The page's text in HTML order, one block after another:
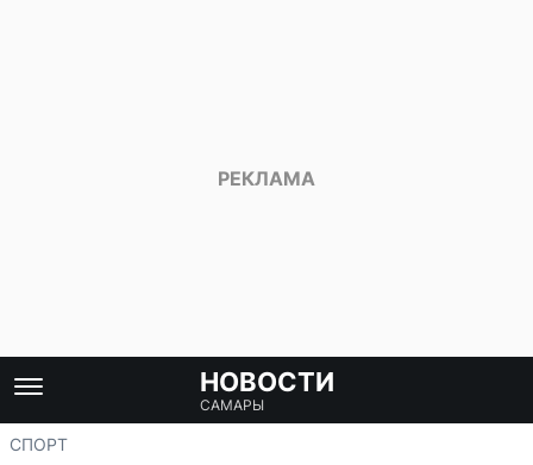
НОВОСТИ
САМАРЫ
СПОРТ